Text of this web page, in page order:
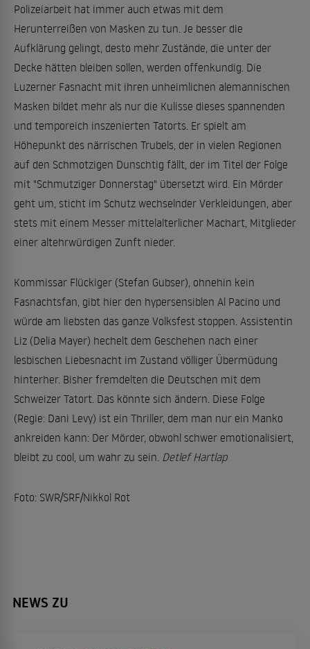
Polizeiarbeit hat immer auch etwas mit dem
Herunterreißen von Masken zu tun. Je besser die
Aufklärung gelingt, desto mehr Zustände, die unter der
Decke hätten bleiben sollen, werden offenkundig. Die
Luzerner Fasnacht mit ihren unheimlichen alemannischen
Masken bildet mehr als nur die Kulisse dieses spannenden
und temporeich inszenierten Tatorts. Er spielt am
Höhepunkt des närrischen Trubels, der in vielen Regionen
auf den Schmotzigen Dunschtig fällt, der im Titel der Folge
mit "Schmutziger Donnerstag" übersetzt wird. Ein Mörder
geht um, sticht im Schutz wechselnder Verkleidungen, aber
stets mit einem Messer ­mittelalter­licher Machart, Mitglieder
einer altehrwürdigen Zunft nieder.
Kommissar Flückiger (Stefan Gubser), ohnehin kein
Fasnachtsfan, gibt hier den hypersensiblen Al Pacino und
würde am liebsten das ganze Volksfest stoppen. Assistentin
Liz (Delia Mayer) hechelt dem Geschehen nach einer
lesbischen Liebesnacht im Zustand völliger Übermüdung
hinterher. Bisher fremdelten die Deutschen mit dem
Schweizer Tatort. Das könnte sich ändern. Diese Folge
(Regie: Dani Levy) ist ein Thriller, dem man nur ein Manko
ankreiden kann: Der Mörder, obwohl schwer emotionalisiert,
bleibt zu cool, um wahr zu sein. Detlef Hartlap
Foto: SWR/SRF/Nikkol Rot
NEWS ZU